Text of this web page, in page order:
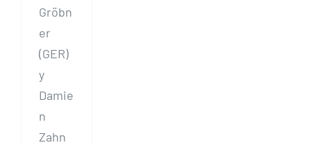
Gröbn
er
(GER)
y
Damie
n
Zahn